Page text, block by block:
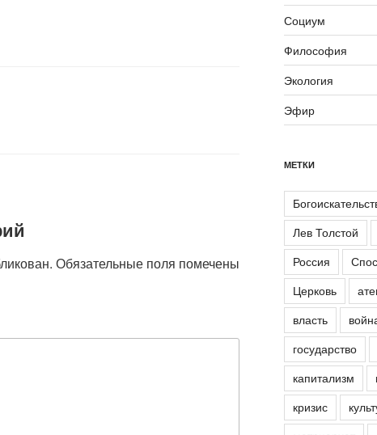
Обязательные поля помечены
Социум
Философия
Экология
Эфир
МЕТКИ
Лев Толстой
Россия
Церковь
власть
государство
капитализм
кризис